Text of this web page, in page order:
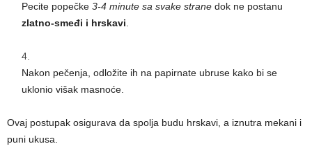
Pecite popečke 3-4 minute sa svake strane dok ne postanu
zlatno-smeđi i hrskavi
Nakon pečenja, odložite ih na papirnate ubruse kako bi se
uklonio višak masnoće.
Ovaj postupak osigurava da spolja budu hrskavi, a iznutra mekani i
puni ukusa.